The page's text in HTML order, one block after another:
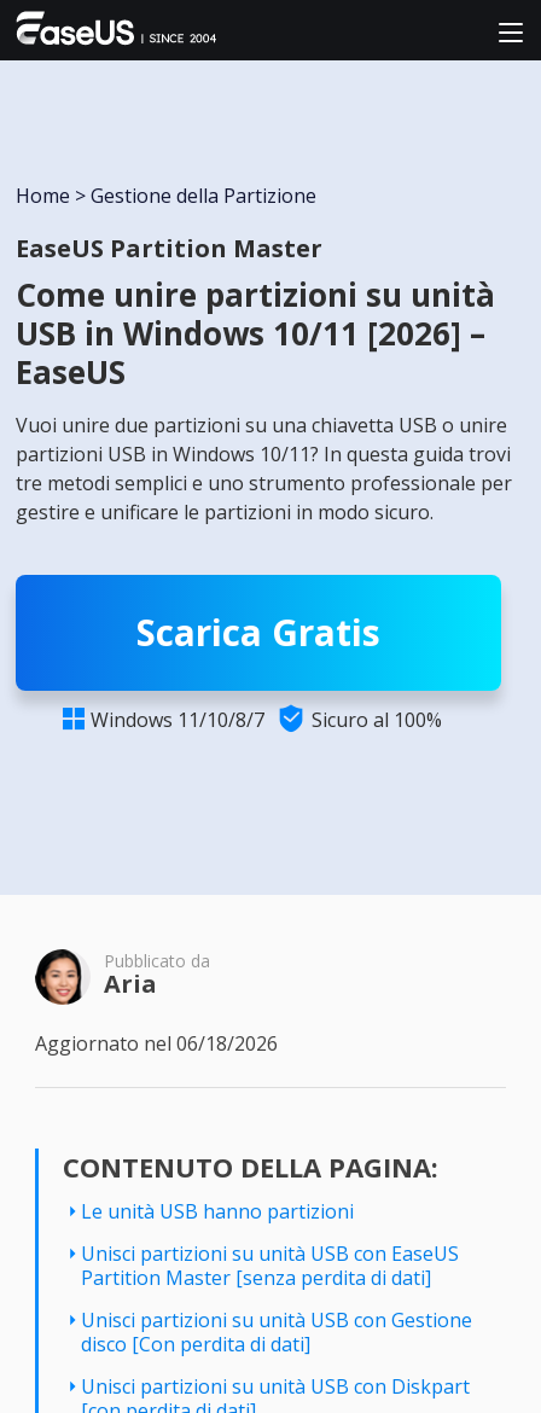
Home > Gestione della Partizione
EaseUS Partition Master
Come unire partizioni su unità
USB in Windows 10/11 [2026] –
EaseUS
Vuoi unire due partizioni su una chiavetta USB o unire
partizioni USB in Windows 10/11? In questa guida trovi
tre metodi semplici e uno strumento professionale per
gestire e unificare le partizioni in modo sicuro.
Scarica Gratis
 Windows 11/10/8/7  Sicuro al 100%
Pubblicato da
Aria
Aggiornato nel 06/18/2026
CONTENUTO DELLA PAGINA:
Le unità USB hanno partizioni
Unisci partizioni su unità USB con EaseUS
Partition Master [senza perdita di dati]
Unisci partizioni su unità USB con Gestione
disco [Con perdita di dati]
Unisci partizioni su unità USB con Diskpart